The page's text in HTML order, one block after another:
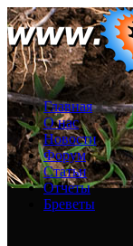
Главная
О нас
Новости
Форум
Статьи
Отчеты
Бреветы